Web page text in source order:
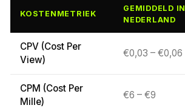
KOSTENMETRIEK
GEMIDDELD IN
NEDERLAND
CPV (Cost Per
View)
€0,03 – €0,06
CPM (Cost Per
Mille)
€6 – €9